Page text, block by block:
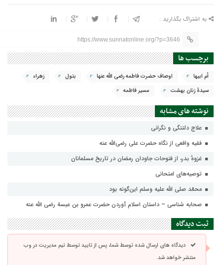
به اشتراک بگذارید :
https://www.sunnatonline.org/?p=3646
برچسب ها
اُم ابيها اوصاف حضرت فاطمه رضی الله عنها بتول
زهراء
سيدۂ زنان بهشت
مسير فاطمه
نوشته های مشابه
علاج دلتنگی و نگرانی
فقیه واقعی از نگاه حضرت علی رضی‌الله عنه
غزوهٔ بدر، از فتوحات جاودان رمضان در تاریخ مسلمانان
توصیه‌های امتحانی
محمّد صلى الله علیه وسلم این‌گونه بود
صحابه شناسی – داستان اسلام آوردن حضرت عمرو بن عبسة رضی الله عنه
ثبت دیدگاه
دیدگاه های ارسال شده توسط شما، پس از تایید توسط تیم مدیریت در وب
منتشر خواهد شد.